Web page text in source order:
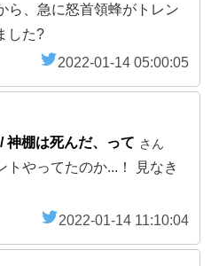
ら、急に怒首領蜂がトレン
した?
2022-01-14 05:00:05
神棚は死んだ、って さん
やってたのか...！ 見なき
2022-01-14 11:10:04